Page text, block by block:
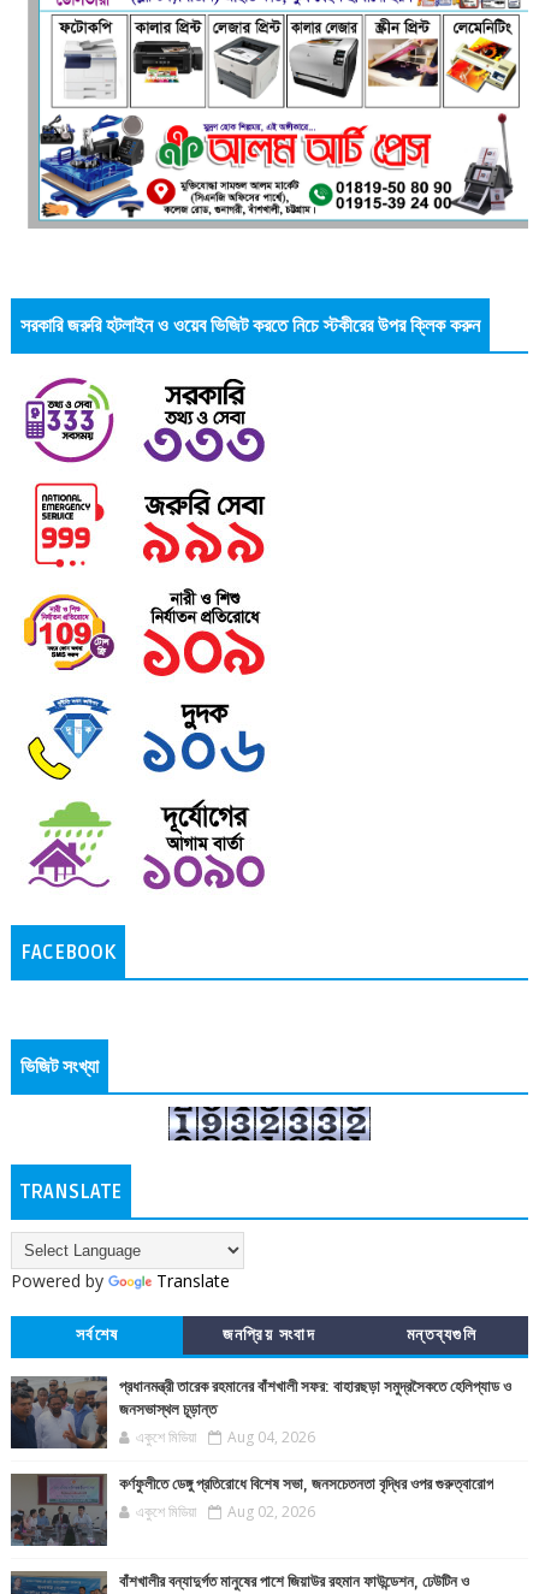
সরকারি জরুরি হটলাইন ও ওয়েব ভিজিট করতে নিচে স্টকীরের উপর ক্লিক করুন
FACEBOOK
ভিজিট সংখ্যা
TRANSLATE
Powered by Translate
সর্বশেষ জনপ্রিয় সংবাদ মন্তব্যগুলি
প্রধানমন্ত্রী তারেক রহমানের বাঁশখালী সফর: বাহারছড়া সমুদ্রসৈকতে হেলিপ্যাড ও
জনসভাস্থল চূড়ান্ত
একুশে মিডিয়া Aug 04, 2026
কর্ণফুলীতে ডেঙ্গু প্রতিরোধে বিশেষ সভা, জনসচেতনতা বৃদ্ধির ওপর গুরুত্বারোপ
একুশে মিডিয়া Aug 02, 2026
বাঁশখালীর বন্যাদুর্গত মানুষের পাশে জিয়াউর রহমান ফাউন্ডেশন, ঢেউটিন ও